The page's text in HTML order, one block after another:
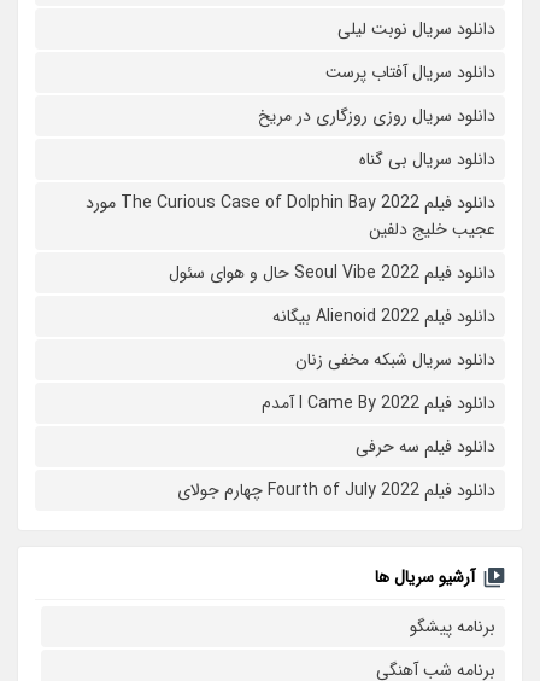
دانلود سریال نوبت لیلی
دانلود سریال آفتاب پرست
دانلود سریال روزی روزگاری در مریخ
دانلود سریال بی گناه
دانلود فیلم The Curious Case of Dolphin Bay 2022 مورد
عجیب خلیج دلفین
دانلود فیلم Seoul Vibe 2022 حال و هوای سئول
دانلود فیلم Alienoid 2022 بیگانه
دانلود سریال شبکه مخفی زنان
دانلود فیلم I Came By 2022 آمدم
دانلود فیلم سه حرفی
دانلود فیلم Fourth of July 2022 چهارم جولای
آرشیو سریال ها
برنامه پیشگو
برنامه شب آهنگی